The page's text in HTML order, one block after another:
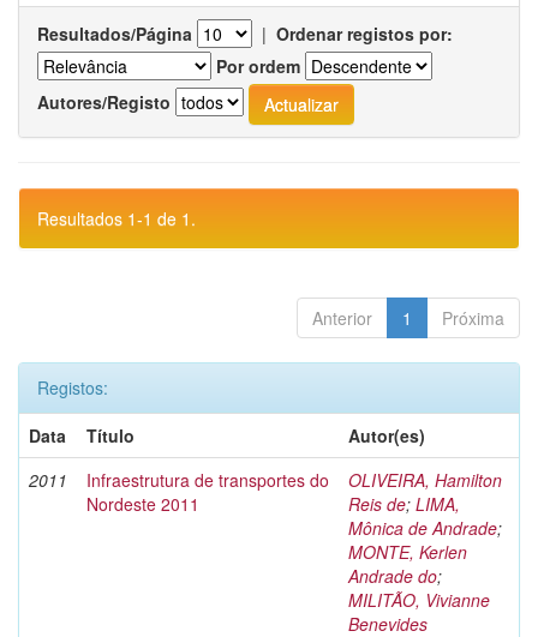
Resultados/Página | Ordenar registos por:
Por ordem
Autores/Registo
Resultados 1-1 de 1.
Anterior 1 Próxima
Registos:
Data
Título
Autor(es)
2011
Infraestrutura de transportes do
Nordeste 2011
OLIVEIRA, Hamilton
Reis de; LIMA,
Mônica de Andrade;
MONTE, Kerlen
Andrade do;
MILITÃO, Vivianne
Benevides